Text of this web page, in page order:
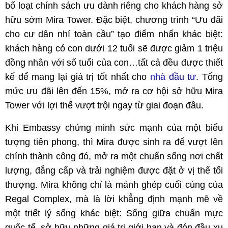
bố loạt chính sách ưu dành riêng cho khách hàng sở
hữu sớm Mira Tower. Đặc biệt, chương trình “Ưu đãi
cho cư dân nhí toàn cầu” tạo điểm nhấn khác biệt:
khách hàng có con dưới 12 tuổi sẽ được giảm 1 triệu
đồng nhân với số tuổi của con…tất cả đều được thiết
kế để mang lại giá trị tốt nhất cho nhà đầu tư. Tổng
mức ưu đãi lên đến 15%, mở ra cơ hội sở hữu Mira
Tower với lợi thế vượt trội ngay từ giai đoạn đầu.
Khi Embassy chứng minh sức mạnh của một biểu
tượng tiên phong, thì Mira được sinh ra để vượt lên
chính thành công đó, mở ra một chuẩn sống nơi chất
lượng, đẳng cấp và trải nghiệm được đặt ở vị thế tối
thượng. Mira không chỉ là mảnh ghép cuối cùng của
Regal Complex, mà là lời khẳng định mạnh mẽ về
một triết lý sống khác biệt: Sống giữa chuẩn mực